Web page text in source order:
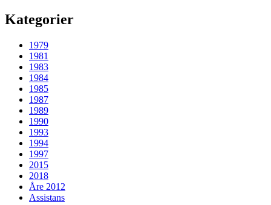
Kategorier
1979
1981
1983
1984
1985
1987
1989
1990
1993
1994
1997
2015
2018
Åre 2012
Assistans